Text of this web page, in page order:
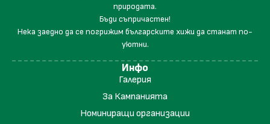
природата.
Бъди съпричастен!
Нека заедно да се погрижим българските хижи да станат по-
уютни.
Инфо
Галерия
За Кампанията
Номиниращи организации